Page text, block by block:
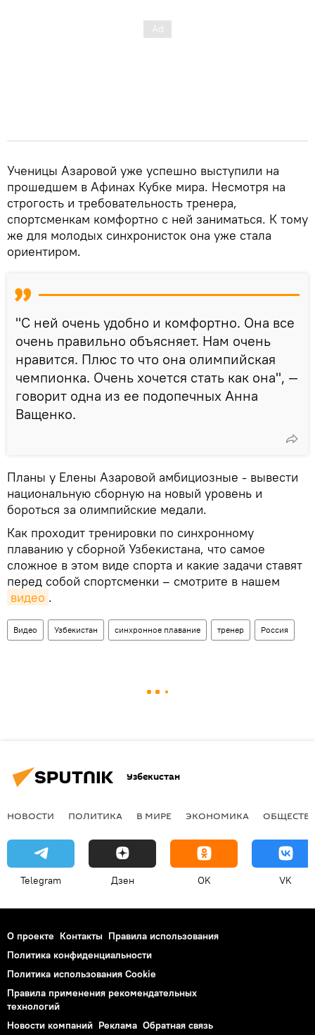
Ученицы Азаровой уже успешно выступили на
прошедшем в Афинах Кубке мира. Несмотря на
строгость и требовательность тренера,
спортсменкам комфортно с ней заниматься. К тому
же для молодых синхронисток она уже стала
ориентиром.
"С ней очень удобно и комфортно. Она все
очень правильно объясняет. Нам очень
нравится. Плюс то что она олимпийская
чемпионка. Очень хочется стать как она", —
говорит одна из ее подопечных Анна
Ващенко.
Планы у Елены Азаровой амбициозные - вывести
национальную сборную на новый уровень и
бороться за олимпийские медали.
Как проходит тренировки по синхронному
плаванию у сборной Узбекистана, что самое
сложное в этом виде спорта и какие задачи ставят
перед собой спортсменки – смотрите в нашем
видео .
Видео Узбекистан синхронное плавание тренер Россия
Узбекистан
НОВОСТИ ПОЛИТИКА В МИРЕ ЭКОНОМИКА
Telegram Дзен OK VK
О проекте Контакты Правила использования
Политика конфиденциальности
Политика использования Cookie
Правила применения рекомендательных
технологий
Новости компаний Реклама Обратная связь